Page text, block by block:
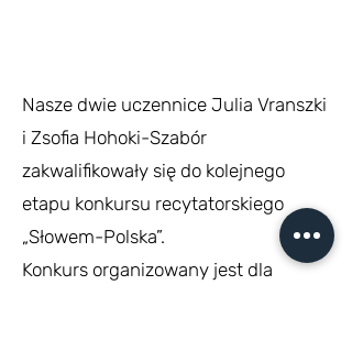
Nasze dwie uczennice Julia Vranszki
i Zsofia Hohoki-Szabór
zakwalifikowały się do kolejnego
etapu konkursu recytatorskiego
„Słowem-Polska”.
Konkurs organizowany jest dla